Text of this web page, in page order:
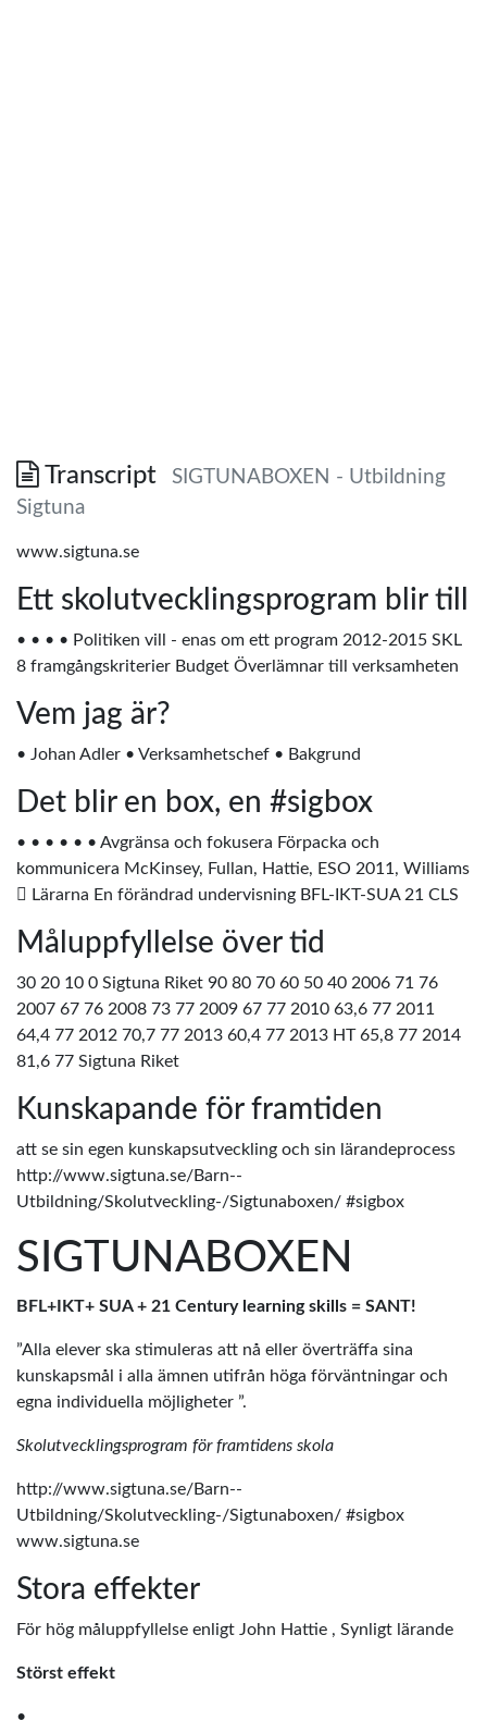
Transcript
SIGTUNABOXEN - Utbildning
Sigtuna
www.sigtuna.se
Ett skolutvecklingsprogram blir till
• • • • Politiken vill - enas om ett program 2012-2015 SKL
8 framgångskriterier Budget Överlämnar till verksamheten
Vem jag är?
• Johan Adler • Verksamhetschef • Bakgrund
Det blir en box, en #sigbox
• • • • • • Avgränsa och fokusera Förpacka och
kommunicera McKinsey, Fullan, Hattie, ESO 2011, Williams
 Lärarna En förändrad undervisning BFL-IKT-SUA 21 CLS
Måluppfyllelse över tid
30 20 10 0 Sigtuna Riket 90 80 70 60 50 40 2006 71 76
2007 67 76 2008 73 77 2009 67 77 2010 63,6 77 2011
64,4 77 2012 70,7 77 2013 60,4 77 2013 HT 65,8 77 2014
81,6 77 Sigtuna Riket
Kunskapande för framtiden
att se sin egen kunskapsutveckling och sin lärandeprocess
http://www.sigtuna.se/Barn--
Utbildning/Skolutveckling-/Sigtunaboxen/ #sigbox
SIGTUNABOXEN
BFL+IKT+ SUA + 21 Century learning skills = SANT!
”Alla elever ska stimuleras att nå eller överträffa sina
kunskapsmål i alla ämnen utifrån höga förväntningar och
egna individuella möjligheter ”.
Skolutvecklingsprogram för framtidens skola
http://www.sigtuna.se/Barn--
Utbildning/Skolutveckling-/Sigtunaboxen/ #sigbox
www.sigtuna.se
Stora effekter
För hög måluppfyllelse enligt John Hattie , Synligt lärande
Störst effekt
•